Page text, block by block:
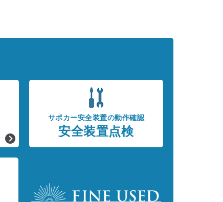
サポカー安全装置の動作確認
安全装置点検